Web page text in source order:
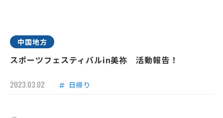
中国地方
スポーツフェスティバルin美祢 活動報告！
2023.03.02 日帰り